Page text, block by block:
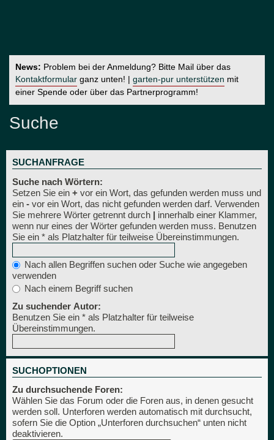
News: Problem bei der Anmeldung? Bitte Mail über das
Kontaktformular ganz unten! | garten-pur unterstützen mit
einer Spende oder über das Partnerprogramm!
Suche
SUCHANFRAGE
Suche nach Wörtern:
Setzen Sie ein + vor ein Wort, das gefunden werden muss und
ein - vor ein Wort, das nicht gefunden werden darf. Verwenden
Sie mehrere Wörter getrennt durch | innerhalb einer Klammer,
wenn nur eines der Wörter gefunden werden muss. Benutzen
Sie ein * als Platzhalter für teilweise Übereinstimmungen.
Nach allen Begriffen suchen oder Suche wie angegeben
verwenden
Nach einem Begriff suchen
Zu suchender Autor:
Benutzen Sie ein * als Platzhalter für teilweise
Übereinstimmungen.
SUCHOPTIONEN
Zu durchsuchende Foren:
Wählen Sie das Forum oder die Foren aus, in denen gesucht
werden soll. Unterforen werden automatisch mit durchsucht,
sofern Sie die Option „Unterforen durchsuchen“ unten nicht
deaktivieren.